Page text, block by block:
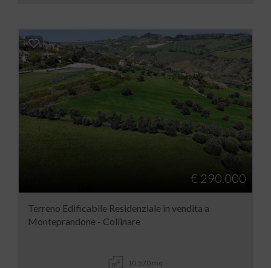
€ 290.000
Terreno Edificabile Residenziale in vendita a
Monteprandone - Collinare
10.570 mq